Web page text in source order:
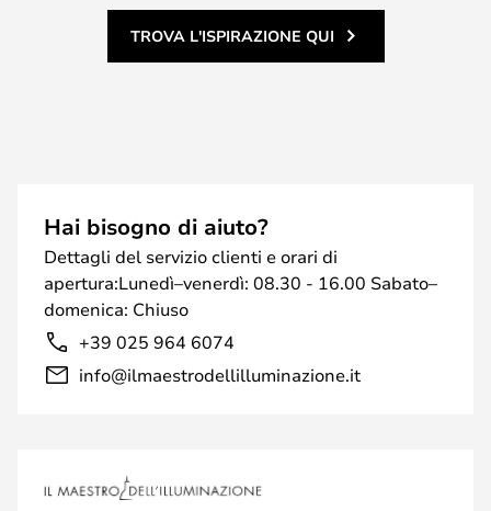
TROVA L'ISPIRAZIONE QUI
Hai bisogno di aiuto?
Dettagli del servizio clienti e orari di
apertura:Lunedì–venerdì: 08.30 - 16.00 Sabato–
domenica: Chiuso
+39 025 964 6074
info@ilmaestrodellilluminazione.it